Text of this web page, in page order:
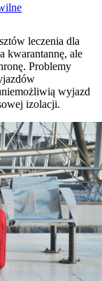
leczenia dla
kwarantannę, ale
Problemy
wyjazd
izolacji.